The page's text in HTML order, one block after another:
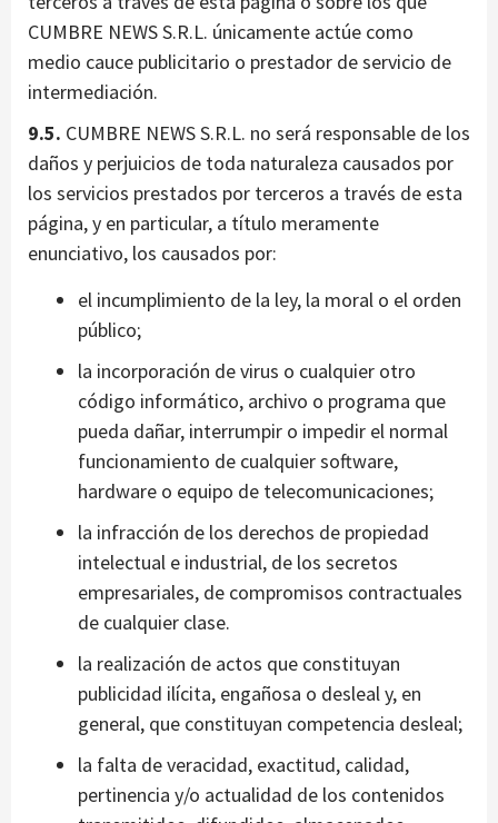
CUMBRE NEWS S.R.L. únicamente actúe como
medio cauce publicitario o prestador de servicio de
intermediación.
9.5. CUMBRE NEWS S.R.L. no será responsable de los
daños y perjuicios de toda naturaleza causados por
los servicios prestados por terceros a través de esta
página, y en particular, a título meramente
enunciativo, los causados por:
el incumplimiento de la ley, la moral o el orden
público;
la incorporación de virus o cualquier otro
código informático, archivo o programa que
pueda dañar, interrumpir o impedir el normal
funcionamiento de cualquier software,
hardware o equipo de telecomunicaciones;
la infracción de los derechos de propiedad
intelectual e industrial, de los secretos
empresariales, de compromisos contractuales
de cualquier clase.
la realización de actos que constituyan
publicidad ilícita, engañosa o desleal y, en
general, que constituyan competencia desleal;
la falta de veracidad, exactitud, calidad,
pertinencia y/o actualidad de los contenidos